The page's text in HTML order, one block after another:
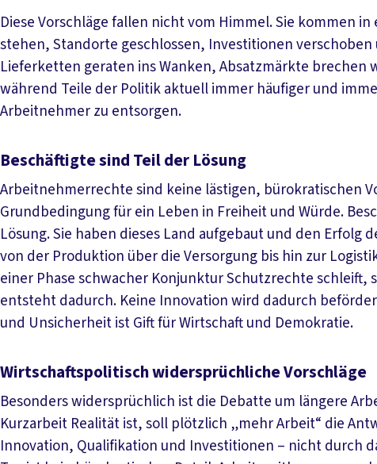
Diese Vorschläge fallen nicht vom Himmel. Sie kommen
stehen, Standorte geschlossen, Investitionen
Lieferketten geraten ins Wanken, Absatzmärkte brechen
während Teile der Politik aktuell immer häufiger und
Arbeitnehmer zu entsorgen.
Beschäftigte sind Teil der Lösung
Arbeitnehmerrechte sind keine lästigen, bürokratischen
Grundbedingung für ein Leben in Freiheit und Würde.
Lösung. Sie haben dieses Land aufgebaut und den
von der Produktion über die Versorgung bis hin zur
einer Phase schwacher Konjunktur Schutzrechte schleift,
entsteht dadurch. Keine Innovation wird dadurch
und Unsicherheit ist Gift für Wirtschaft und Demokratie.
Wirtschaftspolitisch widersprüchliche Vorschläge
Besonders widersprüchlich ist die Debatte um längere
Kurzarbeit Realität ist, soll plötzlich „mehr Arbeit“ die
Innovation, Qualifikation und Investitionen – nicht durch